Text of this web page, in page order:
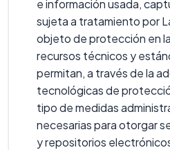
e información usada,
sujeta a tratamiento por
objeto de protección en
recursos técnicos y
permitan, a través de la
tecnológicas de
tipo de medidas
necesarias para otorgar
y repositorios